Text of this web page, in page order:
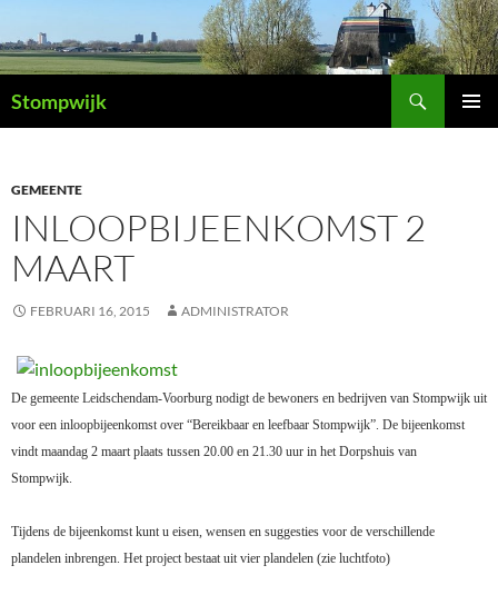
naar
de
inhoud
Stompwijk
GEMEENTE
INLOOPBIJEENKOMST 2
MAART
FEBRUARI 16, 2015 ADMINISTRATOR
De gemeente Leidschendam-Voorburg nodigt de bewoners en bedrijven van Stompwijk uit
voor een inloopbijeenkomst over “Bereikbaar en leefbaar Stompwijk”. De bijeenkomst
vindt maandag 2 maart plaats tussen 20.00 en 21.30 uur in het Dorpshuis van
Stompwijk.
Tijdens de bijeenkomst kunt u eisen, wensen en suggesties voor de verschillende
plandelen inbrengen. Het project bestaat uit vier plandelen (zie luchtfoto)